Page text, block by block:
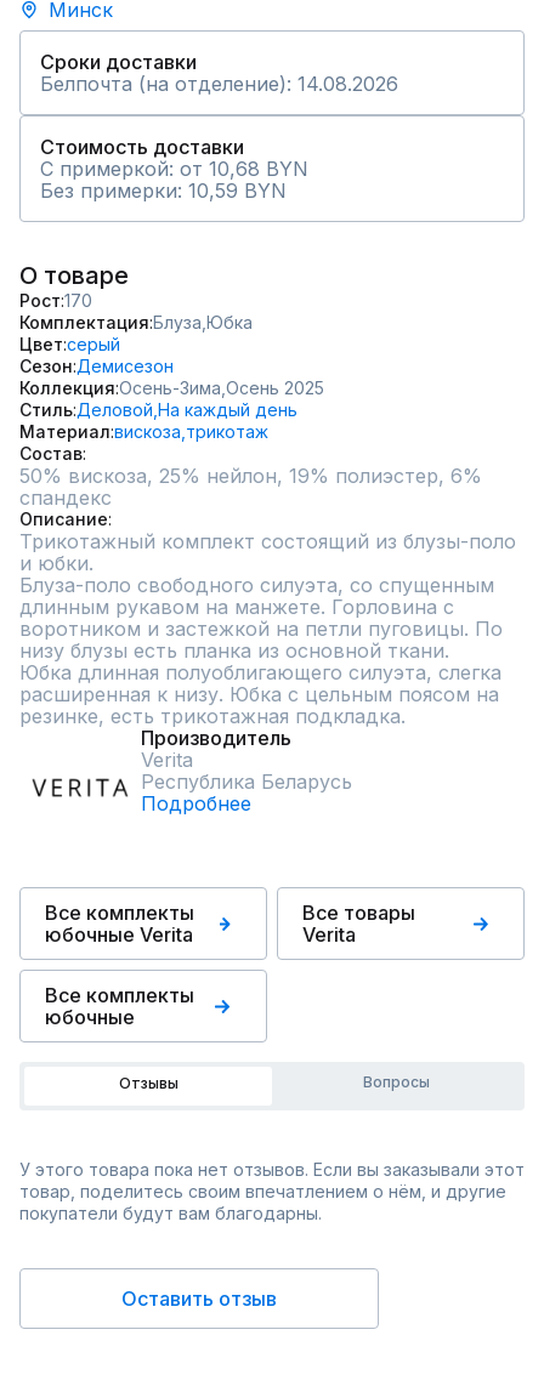
Минск
Сроки доставки
Белпочта (на отделение): 14.08.2026
Стоимость доставки
С примеркой: от 10,68 BYN
Без примерки: 10,59 BYN
О товаре
Рост 170
Комплектация Блуза, Юбка
Цвет серый
Сезон Демисезон
Коллекция Осень-Зима, Осень 2025
Стиль Деловой, На каждый день
Материал вискоза, трикотаж
Состав
50% вискоза, 25% нейлон, 19% полиэстер, 6%
спандекс
Описание
Трикотажный комплект состоящий из блузы-поло
и юбки.
Блуза-поло свободного силуэта, со спущенным
длинным рукавом на манжете. Горловина с
воротником и застежкой на петли пуговицы. По
низу блузы есть планка из основной ткани.
Юбка длинная полуоблигающего силуэта, слегка
расширенная к низу. Юбка с цельным поясом на
резинке, есть трикотажная подкладка.
Производитель
Verita
Республика Беларусь
Подробнее
Все комплекты
юбочные Verita
Все товары
Verita
Все комплекты
юбочные
Отзывы Вопросы
У этого товара пока нет отзывов. Если вы заказывали этот
товар, поделитесь своим впечатлением о нём, и другие
покупатели будут вам благодарны.
Оставить отзыв